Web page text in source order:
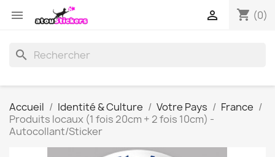
 shopping_cart (0)

search
Accueil Identité & Culture Votre Pays
France
Produits locaux (1 fois 20cm + 2 fois 10cm) -
Autocollant/Sticker